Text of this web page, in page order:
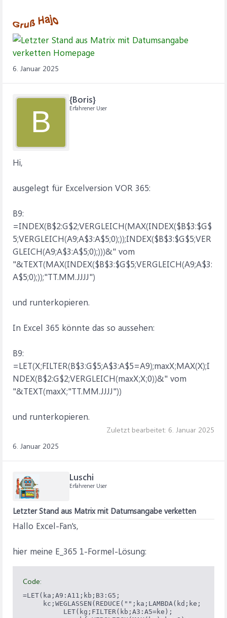
6. Januar 2025
B
{Boris}
Erfahrener User
Hi,
ausgelegt für Excelversion VOR 365:
B9:
=INDEX(B$2:G$2;VERGLEICH(MAX(INDEX($B$3:$G$
5;VERGLEICH(A9;A$3:A$5;0);));INDEX($B$3:$G$5;VER
GLEICH(A9;A$3:A$5;0);)))&" vom
"&TEXT(MAX(INDEX($B$3:$G$5;VERGLEICH(A9;A$3:
A$5;0);));"TT.MM.JJJJ")
und runterkopieren.
In Excel 365 könnte das so aussehen:
B9:
=LET(X;FILTER(B$3:G$5;A$3:A$5=A9);maxX;MAX(X);I
NDEX(B$2:G$2;VERGLEICH(maxX;X;0))&" vom
"&TEXT(maxX;"TT.MM.JJJJ"))
und runterkopieren.
Zuletzt bearbeitet: 6. Januar 2025
6. Januar 2025
Luschi
Erfahrener User
Letzter Stand aus Matrix mit Datumsangabe verketten
Hallo Excel-Fan's,
hier meine E_365 1-Formel-Lösung:
Code:
=LET(ka;A9:A11;kb;B3:G5;
     kc;WEGLASSEN(REDUCE("";ka;LAMBDA(kd;ke;
          LET(kg;FILTER(kb;A3:A5=ke);